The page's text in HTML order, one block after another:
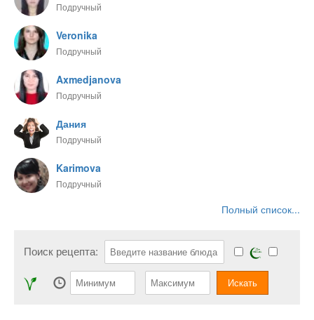
Подручный
Veronika
Подручный
Axmedjanova
Подручный
Дания
Подручный
Karimova
Подручный
Полный список...
Поиск рецепта: